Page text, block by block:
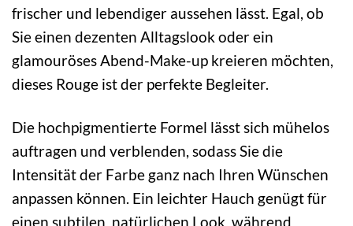
frischer und lebendiger aussehen lässt. Egal, ob
Sie einen dezenten Alltagslook oder ein
glamouröses Abend-Make-up kreieren möchten,
dieses Rouge ist der perfekte Begleiter.
Die hochpigmentierte Formel lässt sich mühelos
auftragen und verblenden, sodass Sie die
Intensität der Farbe ganz nach Ihren Wünschen
anpassen können. Ein leichter Hauch genügt für
einen subtilen, natürlichen Look, während